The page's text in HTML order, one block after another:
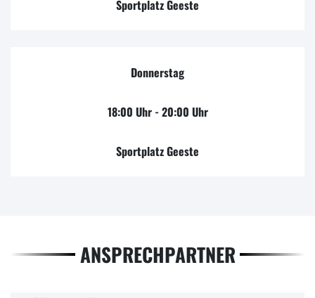
Sportplatz Geeste
Donnerstag
18:00 Uhr - 20:00 Uhr
Sportplatz Geeste
ANSPRECHPARTNER